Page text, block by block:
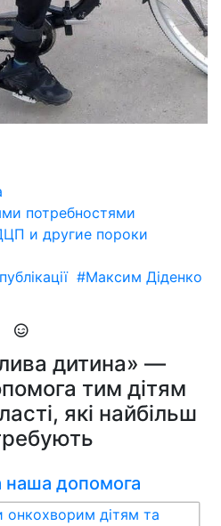
потребностями
и другие пороки
#Максим Діденко
дитина» —
тим дітям
які найбільш
наша допомога